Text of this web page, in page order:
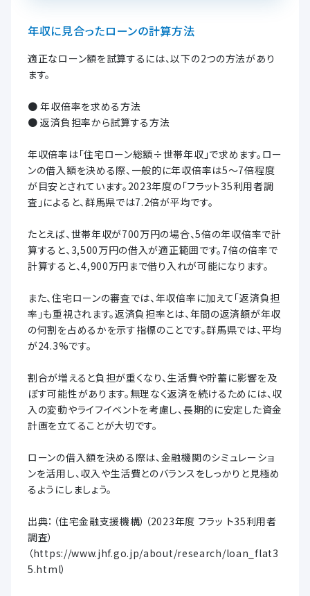
年収に見合ったローンの計算方法
適正なローン額を試算するには、以下の2つの方法があり
ます。
● 年収倍率を求める方法
● 返済負担率から試算する方法
年収倍率は「住宅ローン総額÷世帯年収」で求めます。ロー
ンの借入額を決める際、一般的に年収倍率は5〜7倍程度
が目安とされています。2023年度の「フラット35利用者調
査」によると、群馬県では7.2倍が平均です。
たとえば、世帯年収が700万円の場合、5倍の年収倍率で計
算すると、3,500万円の借入が適正範囲です。7倍の倍率で
計算すると、4,900万円まで借り入れが可能になります。
また、住宅ローンの審査では、年収倍率に加えて「返済負担
率」も重視されます。返済負担率とは、年間の返済額が年収
の何割を占めるかを示す指標のことです。群馬県では、平均
が24.3%です。
割合が増えると負担が重くなり、生活費や貯蓄に影響を及
ぼす可能性があります。無理なく返済を続けるためには、収
入の変動やライフイベントを考慮し、長期的に安定した資金
計画を立てることが大切です。
ローンの借入額を決める際は、金融機関のシミュレーショ
ンを活用し、収入や生活費とのバランスをしっかりと見極め
るようにしましょう。
出典：（住宅金融支援機構）（2023年度 フラッ ト35利用者
調査）
（https://www.jhf.go.jp/about/research/loan_flat3
5.html）